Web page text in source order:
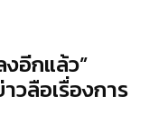
งอีกแล้ว”
วลือเรื่องการ